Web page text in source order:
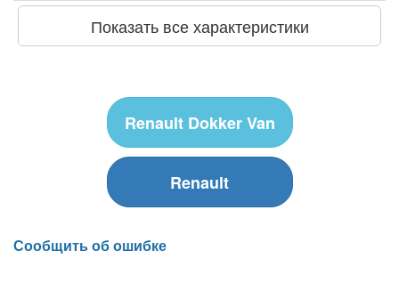
Показать все характеристики
Renault Dokker Van
Renault
Сообщить об ошибке